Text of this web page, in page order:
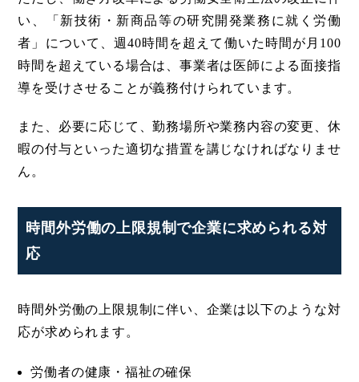
い、「新技術・新商品等の研究開発業務に就く労働
者」について、週40時間を超えて働いた時間が月100
時間を超えている場合は、事業者は医師による面接指
導を受けさせることが義務付けられています。
また、必要に応じて、勤務場所や業務内容の変更、休
暇の付与といった適切な措置を講じなければなりませ
ん。
時間外労働の上限規制で企業に求められる対
応
時間外労働の上限規制に伴い、企業は以下のような対
応が求められます。
労働者の健康・福祉の確保